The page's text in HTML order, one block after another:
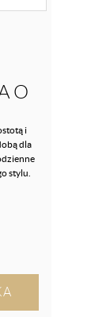
O
i
dla
stylu.